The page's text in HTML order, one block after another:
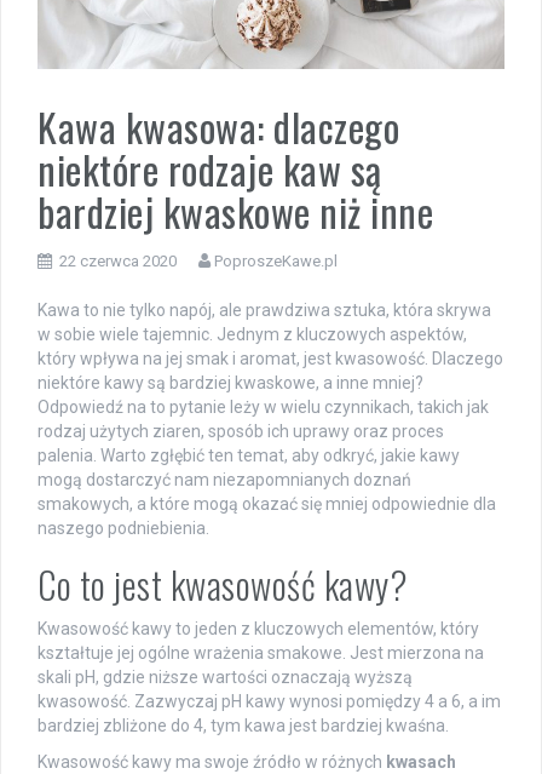
Kawa kwasowa: dlaczego
niektóre rodzaje kaw są
bardziej kwaskowe niż inne
22 czerwca 2020 PoproszeKawe.pl
Kawa to nie tylko napój, ale prawdziwa sztuka, która skrywa
w sobie wiele tajemnic. Jednym z kluczowych aspektów,
który wpływa na jej smak i aromat, jest kwasowość. Dlaczego
niektóre kawy są bardziej kwaskowe, a inne mniej?
Odpowiedź na to pytanie leży w wielu czynnikach, takich jak
rodzaj użytych ziaren, sposób ich uprawy oraz proces
palenia. Warto zgłębić ten temat, aby odkryć, jakie kawy
mogą dostarczyć nam niezapomnianych doznań
smakowych, a które mogą okazać się mniej odpowiednie dla
naszego podniebienia.
Co to jest kwasowość kawy?
Kwasowość kawy to jeden z kluczowych elementów, który
kształtuje jej ogólne wrażenia smakowe. Jest mierzona na
skali pH, gdzie niższe wartości oznaczają wyższą
kwasowość. Zazwyczaj pH kawy wynosi pomiędzy 4 a 6, a im
bardziej zbliżone do 4, tym kawa jest bardziej kwaśna.
Kwasowość kawy ma swoje źródło w różnych kwasach